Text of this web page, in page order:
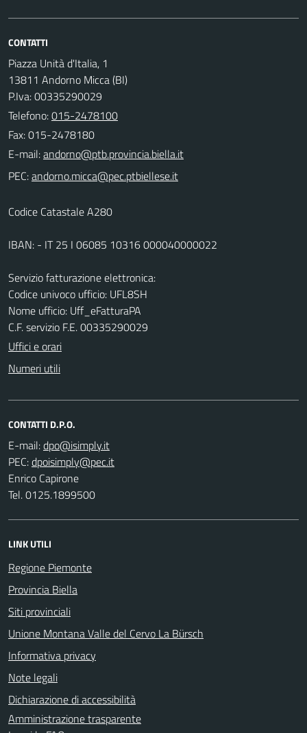
CONTATTI
Piazza Unità d'Italia, 1
13811 Andorno Micca (BI)
P.Iva: 00335290029
Telefono:015-2478100
Fax: 015-2478180
E-mail:
PEC:
Codice Catastale A280
IBAN: - IT 25 I 06085 10316 000040000022
Servizio fatturazione elettronica:
Codice univoco ufficio: UFL8SH
Nome ufficio: Uff_eFatturaPA
C.F. servizio F.E. 00335290029
Uffici e orari
Numeri utili
CONTATTI D.P.O.
E-mail:
PEC:
Enrico Capirone
Tel. 0125.1899500
LINK UTILI
Regione Piemonte
Provincia Biella
Siti provinciali
Unione Montana Valle del Cervo La Bürsch
Informativa privacy
Note legali
Dichiarazione di accessibilità
Amministrazione trasparente